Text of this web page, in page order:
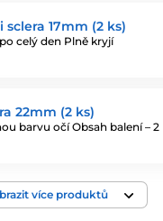
17mm (2 ks)
celý den Plně kryjí
22mm (2 ks)
barvu očí Obsah balení – 2
více produktů